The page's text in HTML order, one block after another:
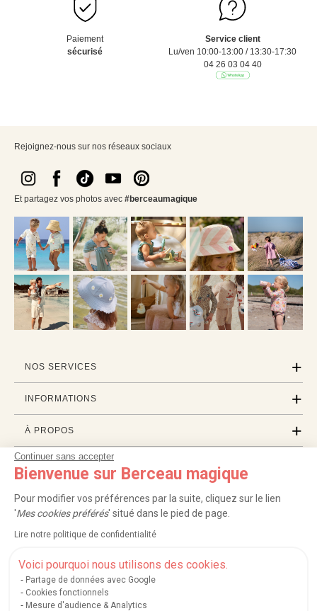
Continuer sans accepter
Bienvenue sur Berceau magique
Pour modifier vos préférences par la suite, cliquez sur le lien
'Mes cookies préférés' situé dans le pied de page.
Lire notre politique de confidentialité
Voici pourquoi nous utilisons des cookies.
Partage de données avec Google
Cookies fonctionnels
Mesure d'audience & Analytics
Paiement
sécurisé
Service client
Lu/ven 10:00-13:00 / 13:30-17:30
04 26 03 04 40
Rejoignez-nous sur nos réseaux sociaux
Et partagez vos photos avec #berceaumagique
NOS SERVICES
INFORMATIONS
À PROPOS
PROFESSIONNELS
LISTES CADEAUX
Service après-vente| FAQ |Rappels de produits|Protection des données
Mentions légales et crédits Conditions générales de ventes
Nos moyens de paiement sécurisés